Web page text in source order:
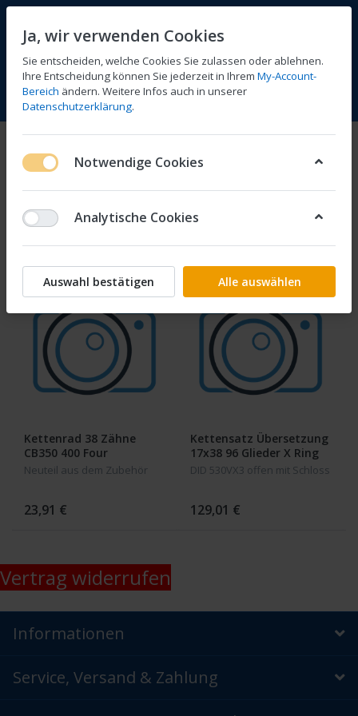
Menü Anmelden Vergleichen Wunschliste
Kettensätze
Filtern Sortieren
Kettenrad 38 Zähne
CB350 400 Four
Neuteil aus dem Zubehör
23,91 €
Kettensatz Übersetzung
17x38 96 Glieder X Ring
CB 350 CB 400 Four
DID 530VX3 offen mit Schloss
129,01 €
Vertrag widerrufen
Informationen
Service, Versand & Zahlung
Ja, wir verwenden Cookies
Sie entscheiden, welche Cookies Sie zulassen oder ablehnen.
Ihre Entscheidung können Sie jederzeit in Ihrem My-Account-
Bereich ändern. Weitere Infos auch in unserer
Datenschutzerklärung.
Notwendige Cookies
Analytische Cookies
Auswahl bestätigen Alle auswählen